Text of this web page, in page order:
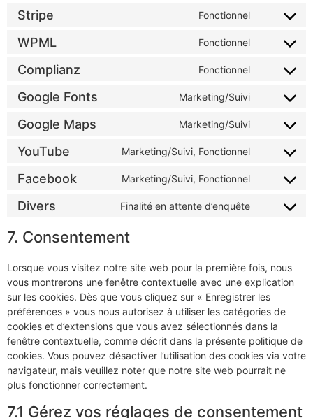
Stripe Fonctionnel
WPML Fonctionnel
Complianz Fonctionnel
Google Fonts Marketing/Suivi
Google Maps Marketing/Suivi
YouTube Marketing/Suivi, Fonctionnel
Facebook Marketing/Suivi, Fonctionnel
Divers Finalité en attente d’enquête
7. Consentement
Lorsque vous visitez notre site web pour la première fois, nous
vous montrerons une fenêtre contextuelle avec une explication
sur les cookies. Dès que vous cliquez sur « Enregistrer les
préférences » vous nous autorisez à utiliser les catégories de
cookies et d’extensions que vous avez sélectionnés dans la
fenêtre contextuelle, comme décrit dans la présente politique de
cookies. Vous pouvez désactiver l’utilisation des cookies via votre
navigateur, mais veuillez noter que notre site web pourrait ne
plus fonctionner correctement.
7.1 Gérez vos réglages de consentement